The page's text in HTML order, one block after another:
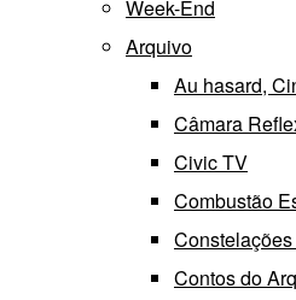
Week-End
Arquivo
Au hasard,
Câmara
Civic TV
Combustão
Contos do